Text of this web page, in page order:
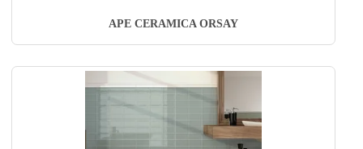
APE CERAMICA ORSAY